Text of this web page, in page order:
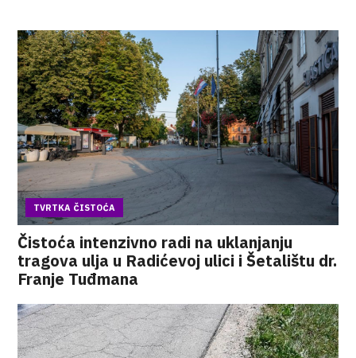
TVRTKA ČISTOĆA
Čistoća intenzivno radi na uklanjanju
tragova ulja u Radićevoj ulici i Šetalištu dr.
Franje Tuđmana